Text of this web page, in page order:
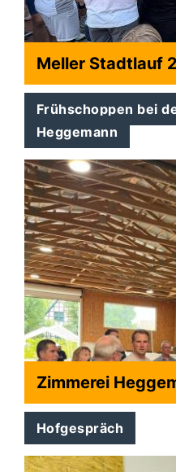
Meller Stadtlauf
Frühschoppen bei
Heggemann
Zimmerei
Hofgespräch